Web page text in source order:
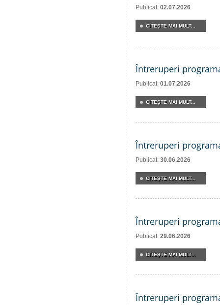
Publicat: 02.07.2026
CITEŞTE MAI MULT...
Întreruperi
Publicat: 01.07.2026
CITEŞTE MAI MULT...
Întreruperi
Publicat: 30.06.2026
CITEŞTE MAI MULT...
Întreruperi
Publicat: 29.06.2026
CITEŞTE MAI MULT...
Întreruperi